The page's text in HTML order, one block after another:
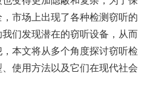
市场上出现了各种检测窃听的
们发现潜在的窃听设备，从而
本文将从多个角度探讨窃听检
使用方法以及它们在现代社会